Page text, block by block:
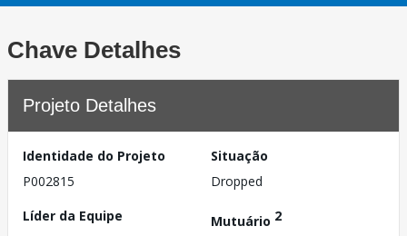
Chave Detalhes
Projeto Detalhes
Identidade do Projeto
P002815
Situação
Dropped
Líder da Equipe
Mutuário 2